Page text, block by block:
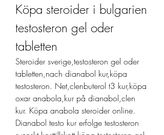
Köpa steroider i bulgarien
testosteron gel oder
tabletten
Steroider sverige,testosteron gel oder
tabletten,nach dianabol kur,köpa
testosteron. Net,clenbuterol t3 kur,köpa
oxar anabola,kur på dianabol,clen
kur. Köpa anabola steroider online.
Dianabol testo kur erfolge testosteron